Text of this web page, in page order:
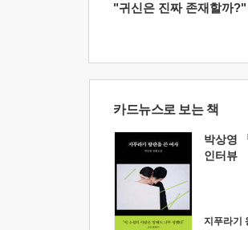
"귀신은 진짜 존재할까
카드뉴스로 보는 책
박상영
인터뷰
지푸라기